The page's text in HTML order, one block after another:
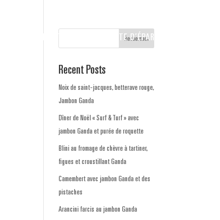
CONTACTEZ-NOUS CARTE D’ÉPARGNE
Rechercher
Recent Posts
Noix de saint-jacques, betterave rouge,
Jambon Ganda
Dîner de Noël « Surf & Turf » avec
jambon Ganda et purée de roquette
Blini au fromage de chèvre à tartiner,
figues et croustillant Ganda
Camembert avec jambon Ganda et des
pistaches
Arancini farcis au jambon Ganda